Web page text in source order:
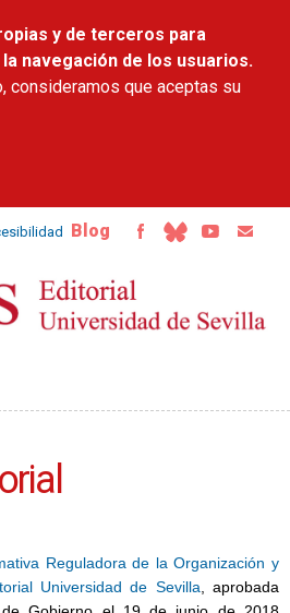
y de terceros para
navegación de los usuarios.
consideramos que aceptas su
Blog
Reguladora de la Organización y
Universidad de Sevilla, aprobada